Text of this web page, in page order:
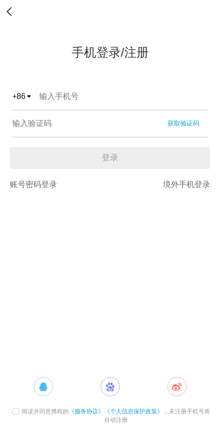
手机登录/注册
+86
获取验证码
登录
账号密码登录 境外手机登录
阅读并同意携程的 《服务协议》 《个人信息保护政策》
，未注册手机号将
自动注册